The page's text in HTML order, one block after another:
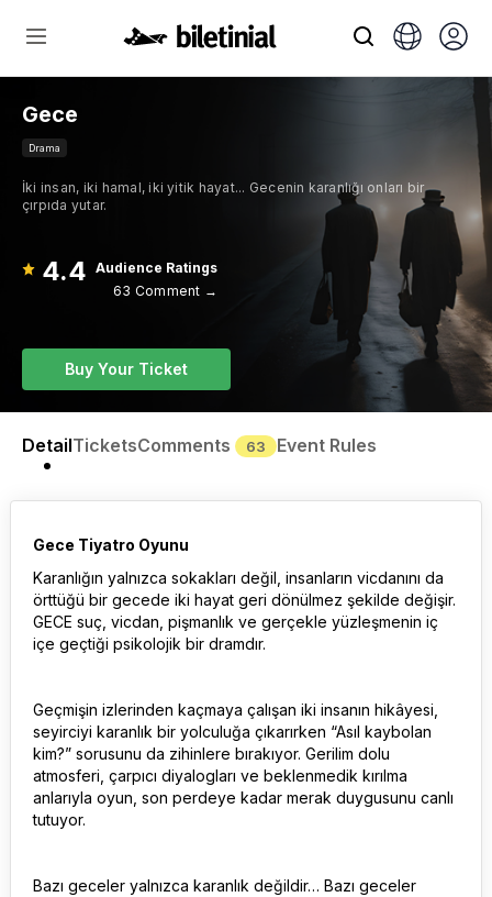
Gece
Drama
İki insan, iki hamal, iki yitik hayat... Gecenin karanlığı onları bir
çırpıda yutar.
4.4 Audience Ratings
63 Comment →
Buy Your Ticket
DetailTicketsComments 63 Event Rules
Gece Tiyatro Oyunu
Karanlığın yalnızca sokakları değil, insanların vicdanını da
örttüğü bir gecede iki hayat geri dönülmez şekilde değişir.
GECE suç, vicdan, pişmanlık ve gerçekle yüzleşmenin iç
içe geçtiği psikolojik bir dramdır.
Geçmişin izlerinden kaçmaya çalışan iki insanın hikâyesi,
seyirciyi karanlık bir yolculuğa çıkarırken “Asıl kaybolan
kim?” sorusunu da zihinlere bırakıyor. Gerilim dolu
atmosferi, çarpıcı diyalogları ve beklenmedik kırılma
anlarıyla oyun, son perdeye kadar merak duygusunu canlı
tutuyor.
Bazı geceler yalnızca karanlık değildir… Bazı geceler